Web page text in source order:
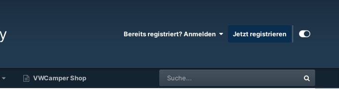
Bereits registriert? Anmelden Jetzt registrieren
VWCamper Shop